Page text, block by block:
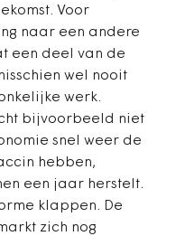
Voor
naar een andere
een deel van de
wel nooit
werk.
bijvoorbeeld niet
snel weer de
hebben,
een jaar herstelt.
klappen. De
zich nog